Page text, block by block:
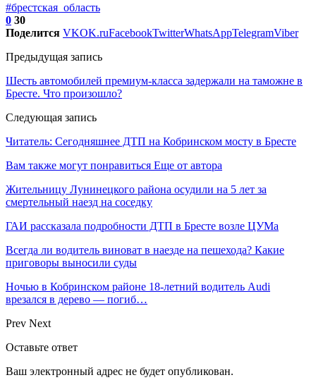
#брестская_область
0 30
Поделится VKOK.ruFacebookTwitterWhatsAppTelegramViber
Предыдущая запись
Шесть автомобилей премиум-класса задержали на таможне в
Бресте. Что произошло?
Следующая запись
Читатель: Сегодняшнее ДТП на Кобринском мосту в Бресте
Вам также могут понравиться Еще от автора
Жительницу Лунинецкого района осудили на 5 лет за
смертельный наезд на соседку
ГАИ рассказала подробности ДТП в Бресте возле ЦУМа
Всегда ли водитель виноват в наезде на пешехода? Какие
приговоры выносили суды
Ночью в Кобринском районе 18-летний водитель Audi
врезался в дерево — погиб…
Prev Next
Оставьте ответ
Ваш электронный адрес не будет опубликован.